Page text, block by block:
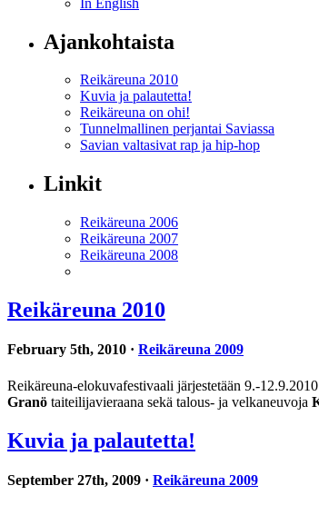
Ajankohtaista
Reikäreuna 2010
Kuvia ja palautetta!
Reikäreuna on ohi!
Tunnelmallinen perjantai Saviassa
Savian valtasivat rap ja hip-hop
Linkit
Reikäreuna 2006
Reikäreuna 2007
Reikäreuna 2008
Reikäreuna 2010
February 5th, 2010 · Reikäreuna 2009
Reikäreuna-elokuvafestivaali järjestetään 9.-
Granö taiteilijavieraana sekä talous- ja velkaneuvoja
Kuvia ja palautetta!
September 27th, 2009 · Reikäreuna 2009